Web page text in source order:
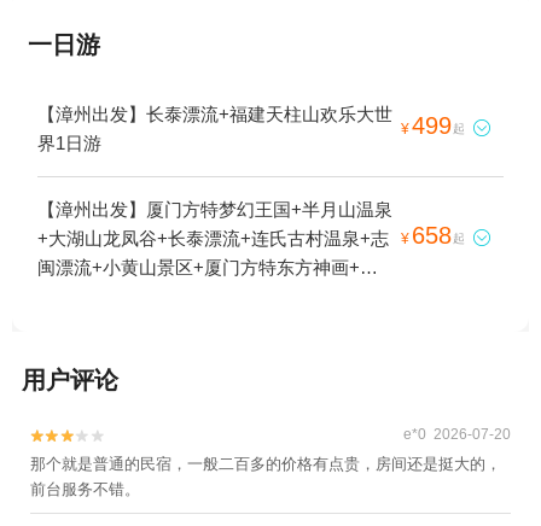
一日游
【漳州出发】长泰漂流+福建天柱山欢乐大世
界1日游
¥499起 
【漳州出发】厦门方特梦幻王国+半月山温泉
+大湖山龙凤谷+长泰漂流+连氏古村温泉+志
闽漂流+小黄山景区+厦门方特东方神画+厦
¥ 658起 
用户评论

 e*0 2026-07-20
那个就是普通的民宿，一般二百多的价格有点贵，房间还是挺大的，
前台服务不错。